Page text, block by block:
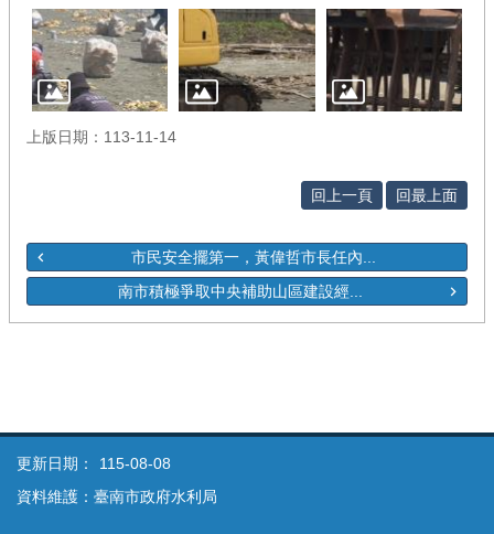
上版日期：113-11-14
回上一頁 回最上面
市民安全擺第一，黃偉哲市長任內...
南市積極爭取中央補助山區建設經...
更新日期：
115-08-08
資料維護：臺南市政府水利局